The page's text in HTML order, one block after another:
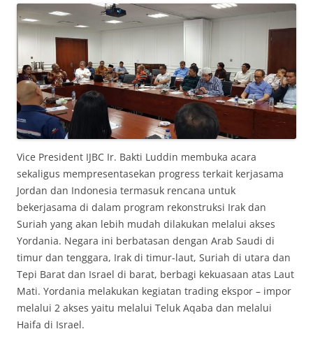
Vice President IJBC Ir. Bakti Luddin membuka acara
sekaligus mempresentasekan progress terkait kerjasama
Jordan dan Indonesia termasuk rencana untuk
bekerjasama di dalam program rekonstruksi Irak dan
Suriah yang akan lebih mudah dilakukan melalui akses
Yordania. Negara ini berbatasan dengan Arab Saudi di
timur dan tenggara, Irak di timur-laut, Suriah di utara dan
Tepi Barat dan Israel di barat, berbagi kekuasaan atas Laut
Mati. Yordania melakukan kegiatan trading ekspor – impor
melalui 2 akses yaitu melalui Teluk Aqaba dan melalui
Haifa di Israel.